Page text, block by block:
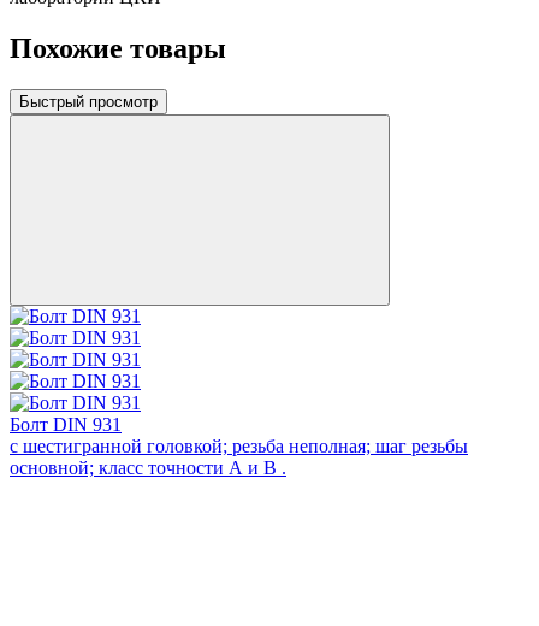
Похожие товары
Быстрый просмотр
Болт DIN 931
с шестигранной головкой; резьба неполная; шаг резьбы
основной; класс точности А и В .